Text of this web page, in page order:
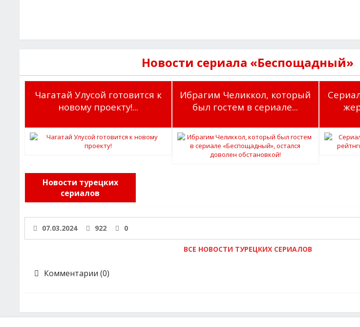
Новости сериала «Беспощадный»
Чагатай Улусой готовится к
новому проекту!...
Ибрагим Челиккол, который
был гостем в сериале...
Новости турецких
сериалов
07.03.2024 922 0
ВСЕ НОВОСТИ ТУРЕЦКИХ СЕРИАЛОВ
Комментарии (0)